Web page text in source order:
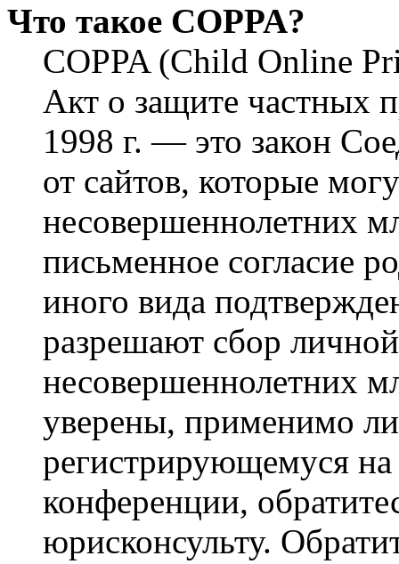
Что такое COPPA?
COPPA (Child Online
Акт о защите частных
1998 г. — это закон
от сайтов, которые
несовершеннолетних
письменное согласие
иного вида
разрешают сбор
несовершеннолетних
уверены, применимо
регистрирующемуся
конференции,
юрисконсульту.